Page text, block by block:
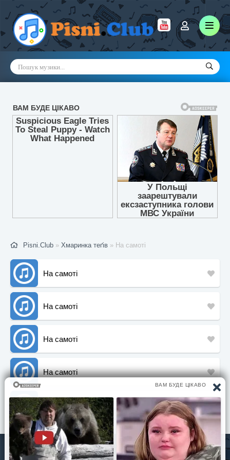
Pisni.Club » Хмаринка теґів » На самоті
На самоті
На самоті
На самоті
На самоті
На самоті
Слова / Музика: Павло Табаков
© Pisni.Club 2020 - 2026 З будь-яких питань звертайтесь на